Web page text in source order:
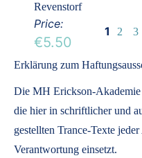
Revenstorf
Price:
€5.50
1 2 3
Erklärung zum
Die MH Erickson-Akademie
die hier in schriftlicher und
gestellten Trance-Texte
Verantwortung einsetzt.